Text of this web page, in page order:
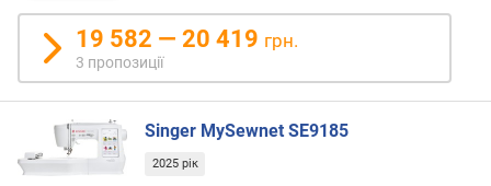
л
е
ц
ь
(
ш
т
)
19 582 — 20 419 грн.
3 пропозиції
Singer MySewnet SE9185
2025 рік